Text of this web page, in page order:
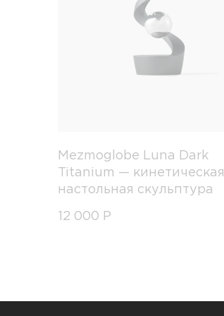
Mezmoglobe Luna Dark
Titanium — кинетическая
настольная скульптура
12 000 Р